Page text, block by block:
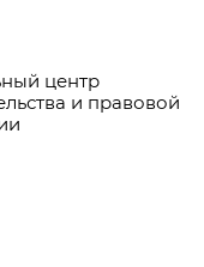
центр
и правовой